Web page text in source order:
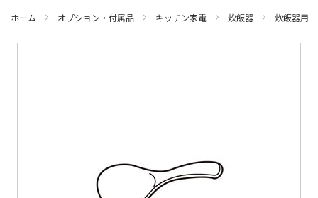
ホーム オプション・付属品 キッチン家電 炊飯器 炊飯器用